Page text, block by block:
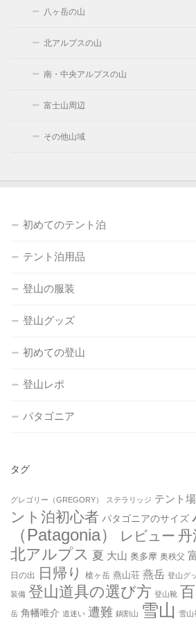
八ヶ岳の山
北アルプスの山
南・中央アルプスの山
富士山周辺
その他山域
初めてのテント泊
テント泊用品
登山の服装
登山グッズ
初めての登山
登山レポ
パタゴニア
タグ
グレゴリー（GREGORY） ステラリッジ テント場
ント泊初心者 パタゴニアのサイズ
（Patagonia）
レビュー 丹
北アルプス 夏 大山 奥多摩 奥秩父
日の出 日帰り 槍ヶ岳 燕山荘 燕岳 登山グ
装備 登山道具の選び方 登山靴
岳 角幡唯介 道迷い 遭難 鍋割山 雪山 雪山